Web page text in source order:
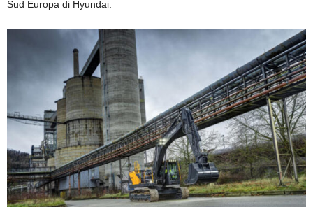
Sud Europa di Hyundai.